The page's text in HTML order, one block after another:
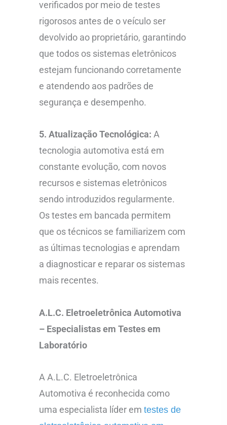
verificados por meio de testes
rigorosos antes de o veículo ser
devolvido ao proprietário, garantindo
que todos os sistemas eletrônicos
estejam funcionando corretamente
e atendendo aos padrões de
segurança e desempenho.
5. Atualização Tecnológica: A
tecnologia automotiva está em
constante evolução, com novos
recursos e sistemas eletrônicos
sendo introduzidos regularmente.
Os testes em bancada permitem
que os técnicos se familiarizem com
as últimas tecnologias e aprendam
a diagnosticar e reparar os sistemas
mais recentes.
A.L.C. Eletroeletrônica Automotiva
– Especialistas em Testes em
Laboratório
A A.L.C. Eletroeletrônica
Automotiva é reconhecida como
uma especialista líder emtestes de